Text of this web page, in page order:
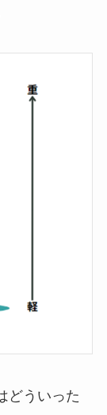
どういった